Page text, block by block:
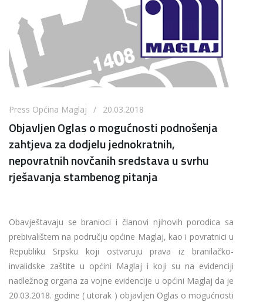
Press Općina Maglaj / 20.03.2018
Objavljen Oglas o mogućnosti podnošenja
zahtjeva za dodjelu jednokratnih,
nepovratnih novčanih sredstava u svrhu
rješavanja stambenog pitanja
Obavještavaju se branioci i članovi njihovih porodica sa
prebivalištem na području općine Maglaj, kao i povratnici u
Republiku Srpsku koji ostvaruju prava iz branilačko-
invalidske zaštite u općini Maglaj i koji su na evidenciji
nadležnog organa za vojne evidencije u općini Maglaj da je
20.03.2018. godine ( utorak ) objavljen Oglas o mogućnosti